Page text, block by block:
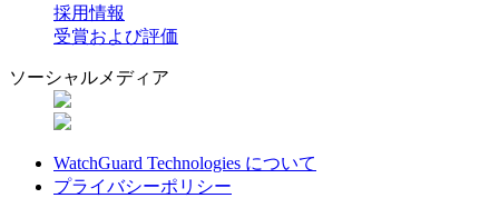
採用情報
受賞および評価
ソーシャルメディア
WatchGuard Technologies について
プライバシーポリシー